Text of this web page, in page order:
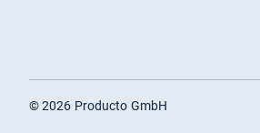
©2026 Producto GmbH